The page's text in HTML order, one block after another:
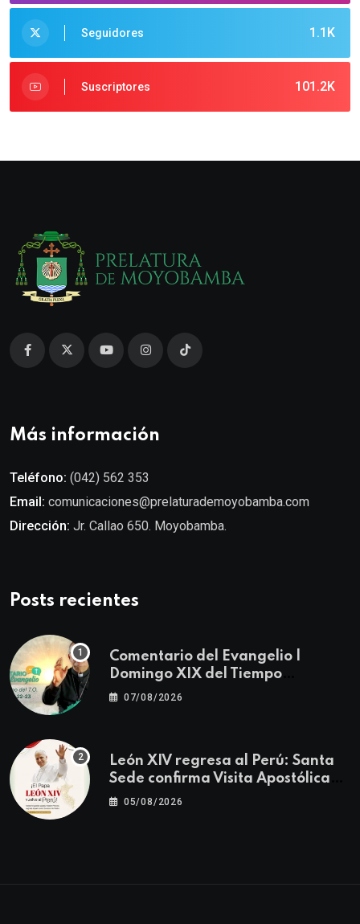
1.1K
Seguidores
101.2K
Suscriptores
Más información
Teléfono: (042) 562 353
Email: comunicaciones@prelaturademoyobamba.com
Dirección: Jr. Callao 650. Moyobamba.
Posts recientes
Comentario del Evangelio |
Domingo XIX del Tiempo
Ordinario | Mateo 14, 22-23
07/08/2026
León XIV regresa al Perú: Santa
Sede confirma Visita Apostólica
del 11 al 17 de noviembre
05/08/2026